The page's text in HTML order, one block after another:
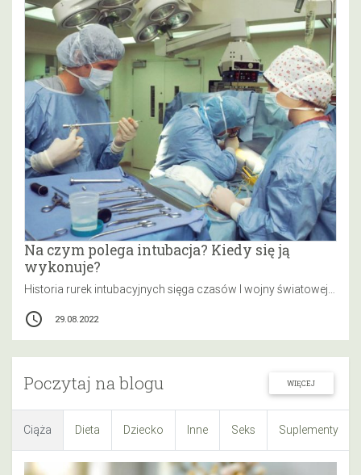
Poczytaj na blogu WIĘCEJ
Ciąża Dieta Dziecko Inne Seks Suplementy
Na czym polega intubacja? Kiedy się ją
wykonuje?
Historia rurek intubacyjnych sięga czasów I wojny światowej, kiedy to dwaj lekarze brytyjskiej armii, Ivan Magill oraz Edgar Rowbotham, konstruowali…
access_time 29.08.2022